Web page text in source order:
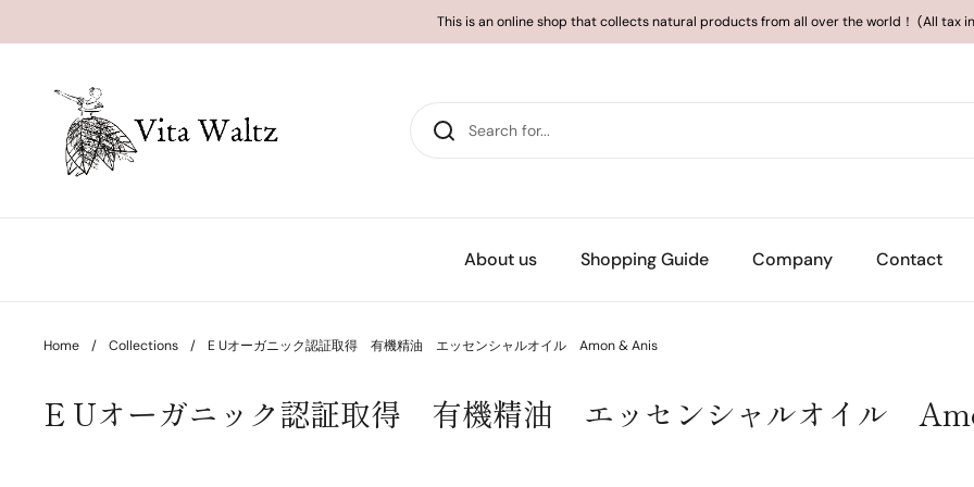
This is an online shop that collects natural products from all over the world！ (All tax
About us Shopping Guide Company Contact
Home / Collections / E Uオーガニック認証取得 有機精油 エッセンシャルオイル Amon & Anis
E Uオーガニック認証取得 有機精油 エッセンシャルオイル